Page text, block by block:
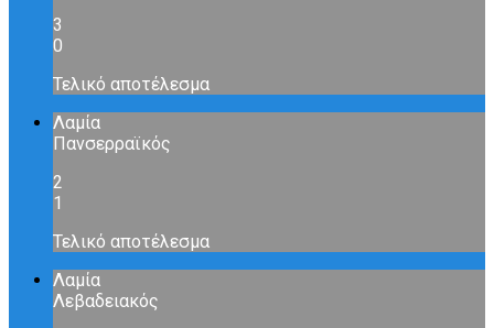
3
0
Τελικό αποτέλεσμα
Λαμία
Πανσερραϊκός
2
1
Τελικό αποτέλεσμα
Λαμία
Λεβαδειακός